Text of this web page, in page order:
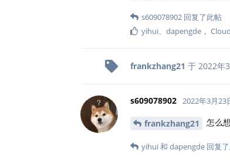
s609078902 回复了此帖
yihui、 dapengde ，
frankzhang21 于 2022年
s609078902 2022年3月23
frankzhang21 怎么
yihui和 dapengde 回复